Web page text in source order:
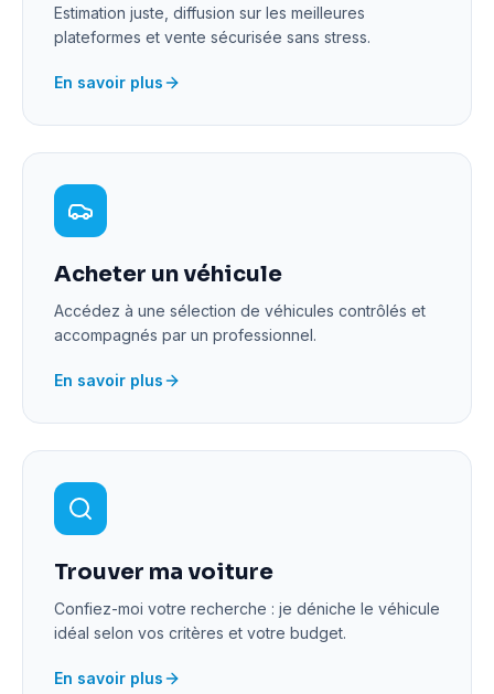
Estimation juste, diffusion sur les meilleures
plateformes et vente sécurisée sans stress.
En savoir plus
Acheter un véhicule
Accédez à une sélection de véhicules contrôlés et
accompagnés par un professionnel.
En savoir plus
Trouver ma voiture
Confiez-moi votre recherche : je déniche le véhicule
idéal selon vos critères et votre budget.
En savoir plus